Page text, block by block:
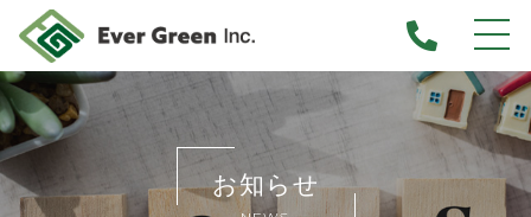
ホーム
当社について
不動産売却について
お知らせ